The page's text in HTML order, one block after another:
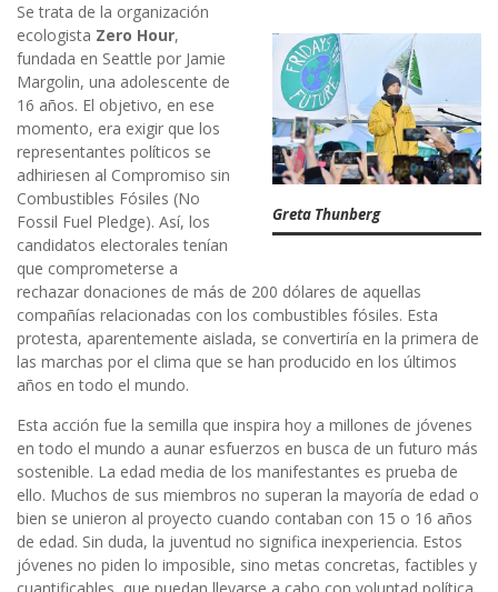
Greta Thunberg
Se trata de la organización
ecologista Zero Hour,
fundada en Seattle por Jamie
Margolin, una adolescente de
16 años. El objetivo, en ese
momento, era exigir que los
representantes políticos se
adhiriesen al Compromiso sin
Combustibles Fósiles (No
Fossil Fuel Pledge). Así, los
candidatos electorales tenían
que comprometerse a
rechazar donaciones de más de 200 dólares de aquellas
compañías relacionadas con los combustibles fósiles. Esta
protesta, aparentemente aislada, se convertiría en la primera de
las marchas por el clima que se han producido en los últimos
años en todo el mundo.
Esta acción fue la semilla que inspira hoy a millones de jóvenes
en todo el mundo a aunar esfuerzos en busca de un futuro más
sostenible. La edad media de los manifestantes es prueba de
ello. Muchos de sus miembros no superan la mayoría de edad o
bien se unieron al proyecto cuando contaban con 15 o 16 años
de edad. Sin duda, la juventud no significa inexperiencia. Estos
jóvenes no piden lo imposible, sino metas concretas, factibles y